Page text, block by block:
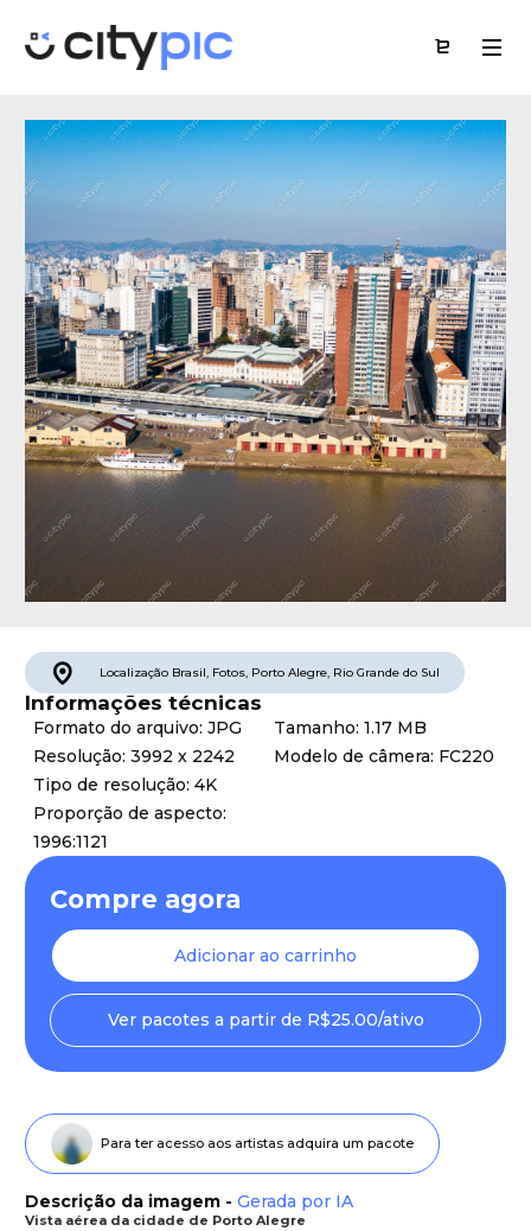
Localização Brasil, Fotos, Porto Alegre, Rio Grande do Sul
Informações técnicas
Formato do arquivo: JPG
Resolução: 3992 x 2242
Tipo de resolução: 4K
Proporção de aspecto:
1996:1121
Tamanho: 1.17 MB
Modelo de câmera: FC220
Compre agora
Adicionar ao carrinho
Ver pacotes a partir de R$25.00/ativo
Para ter acesso aos artistas adquira um pacote
Descrição da imagem - Gerada por IA
Vista aérea da cidade de Porto Alegre